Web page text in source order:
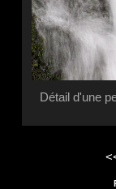
Détail d'une